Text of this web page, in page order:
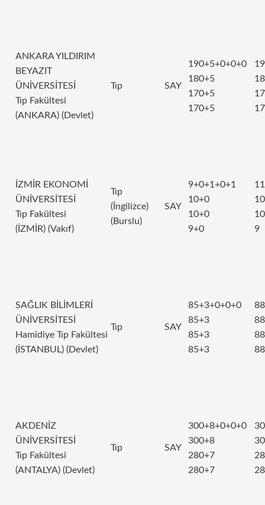
ANKARA YILDIRIM
BEYAZIT
ÜNİVERSİTESİ
Tıp Fakültesi
(ANKARA) (Devlet)
Tıp SAY
190+5+0+0+0
180+5
170+5
170+5
İZMİR EKONOMİ
ÜNİVERSİTESİ
Tıp Fakültesi
(İZMİR) (Vakıf)
Tıp
(İngilizce)
(Burslu)
SAY
9+0+1+0+1
10+0
10+0
9+0
11
10
10
9
SAĞLIK BİLİMLERİ
ÜNİVERSİTESİ
Hamidiye Tıp Fakültesi
(İSTANBUL) (Devlet)
Tıp SAY
85+3+0+0+0
85+3
85+3
85+3
88
88
88
88
AKDENİZ
ÜNİVERSİTESİ
Tıp Fakültesi
(ANTALYA) (Devlet)
Tıp SAY
300+8+0+0+0
300+8
280+7
280+7